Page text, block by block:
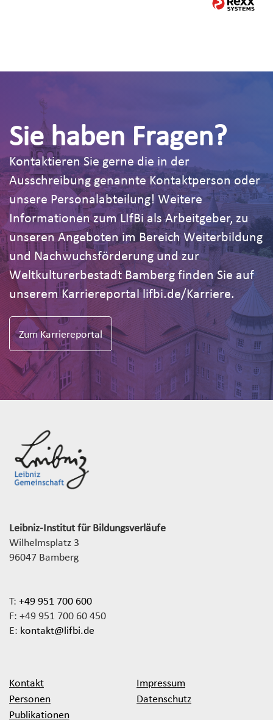
Sie haben Fragen?
Kontaktieren Sie gerne die in der
Ausschreibung genannte Kontaktperson oder
unsere Personalabteilung! Weitere
Informationen zum LIfBi als Arbeitgeber, zu
unseren Angeboten im Bereich Weiterbildung
und Nachwuchsförderung und zur
Weltkulturerbestadt Bamberg finden Sie auf
unserem Karriereportal lifbi.de/Karriere.
Zum Karriereportal
Leibniz-Institut für Bildungsverläufe
Wilhelmsplatz 3
96047 Bamberg
T: +49 951 700 600
F: +49 951 700 60 450
E: kontakt@lifbi.de
Kontakt
Personen
Publikationen
Impressum
Datenschutz